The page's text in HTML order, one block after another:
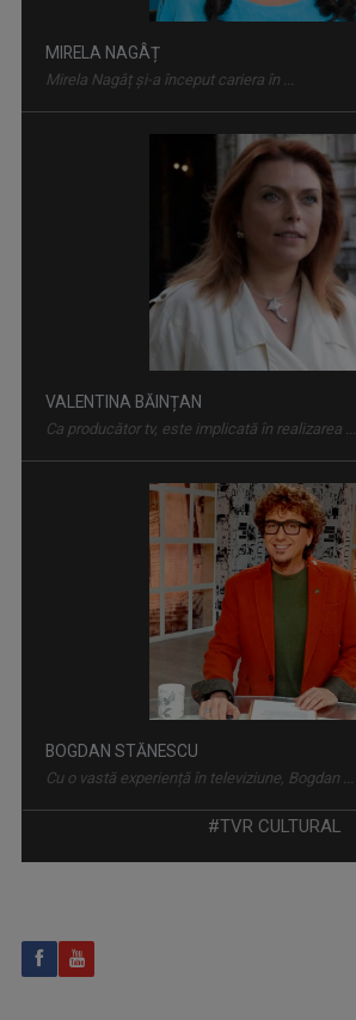
JURNAL CULTURAL
Sub sloganul „Să știm. Să fim”, „Jurnalul ...
ETNIKULT
În fiecare marți și vineri, de la ora 14:30, ...
INTRARE LIBERĂ
„Intrare liberă” este un magazin cultural ...
MIRELA NAGÂȚ
Mirela Nagâț şi-a început cariera în ...
VALENTINA BĂINȚAN
Ca producător tv, este implicată în realizarea ...
BOGDAN STĂNESCU
Cu o vastă experiență în televiziune, Bogdan ...
#TVR CULTURAL